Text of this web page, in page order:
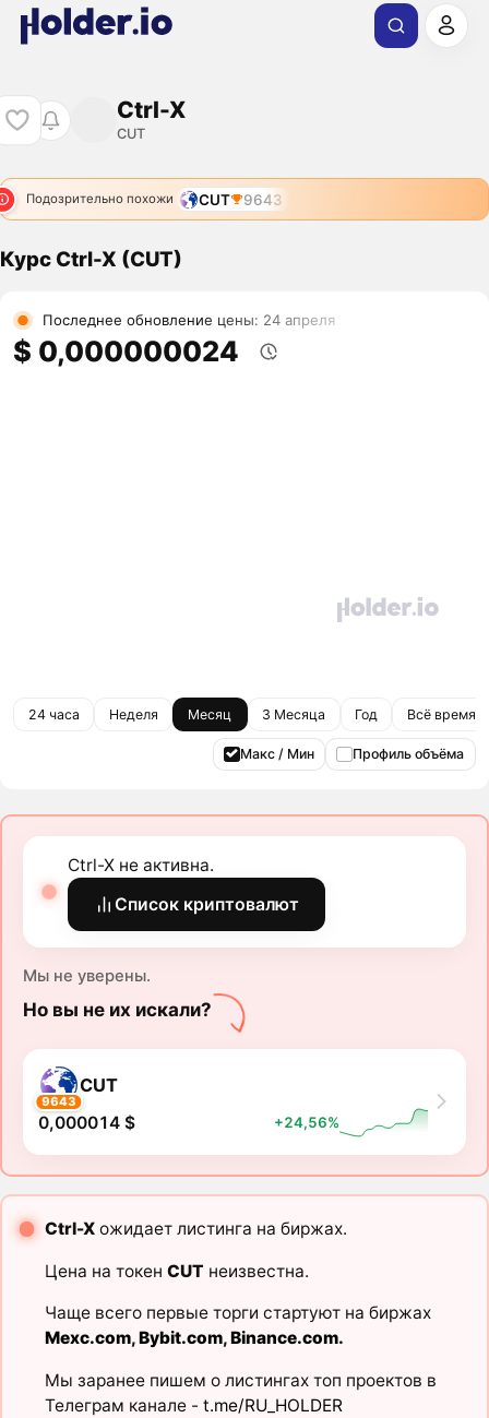
Ctrl-X
CUT
Подозрительно похожи CUT 9643
Курс Ctrl-X (CUT)
Последнее обновление цены: 24 апреля
$ 0,000000024
24 часа Неделя Месяц 3 Месяца Год Всё время
Макс / Мин Профиль объёма
Ctrl-X не активна.
Список криптовалют
Мы не уверены.
Но вы не их искали?
9643
CUT
0,000014 $ +24,56%
Ctrl-Xожидает листинга на биржах.
Цена на токен CUT неизвестна.
Чаще всего первые торги стартуют на биржах
Mexc.com,Bybit.com,Binance.com.
Мы заранее пишем о листингах топ проектов в
Телеграм канале - t.me/RU_HOLDER